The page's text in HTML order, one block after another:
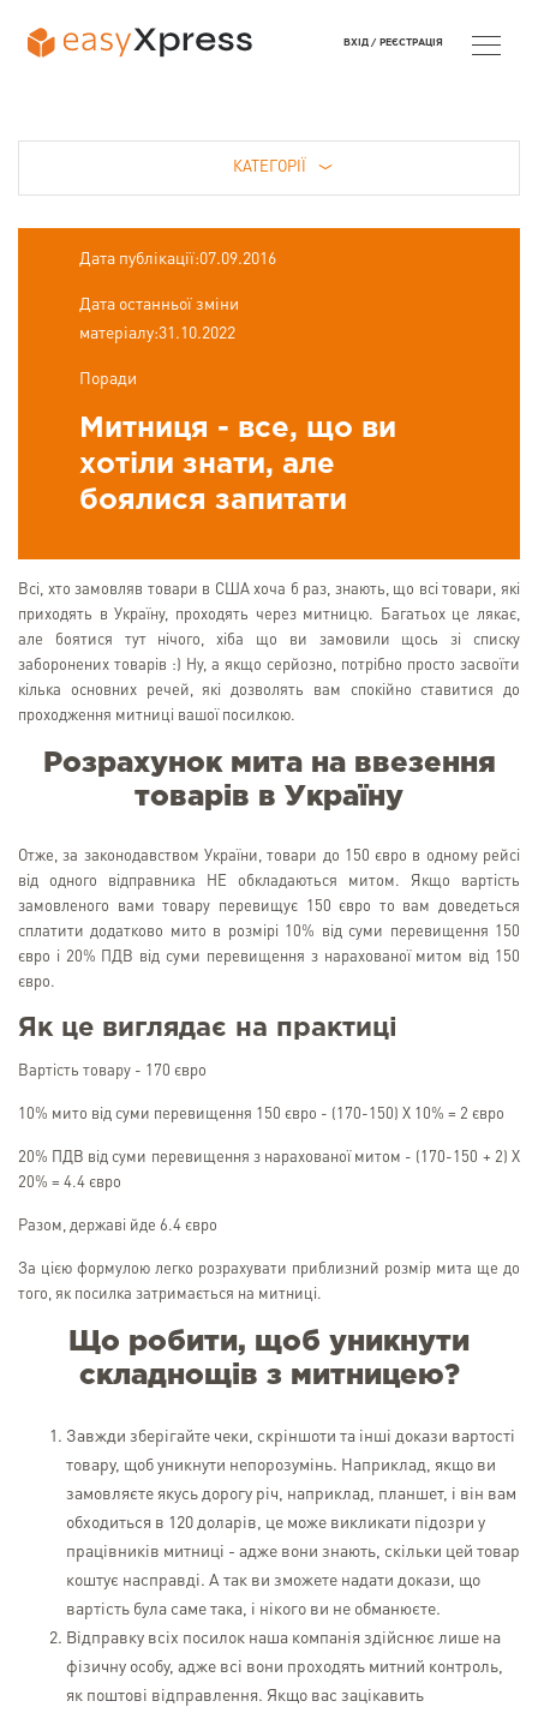
КАТЕГОРІЇ
Дата публікації:07.09.2016
Дата останньої зміни
матеріалу:31.10.2022
Поради
Митниця - все, що ви
хотіли знати, але
боялися запитати
Всі, хто замовляв товари в США хоча б раз, знають, що всі товари, які
приходять в Україну, проходять через митницю. Багатьох це лякає,
але боятися тут нічого, хіба що ви замовили щось зі списку
заборонених товарів :) Ну, а якщо серйозно, потрібно просто засвоїти
кілька основних речей, які дозволять вам спокійно ставитися до
проходження митниці вашої посилкою.
Розрахунок мита на ввезення
товарів в Україну
Отже, за законодавством України, товари до 150 євро в одному рейсі
від одного відправника НЕ обкладаються митом. Якщо вартість
замовленого вами товару перевищує 150 євро то вам доведеться
сплатити додатково мито в розмірі 10% від суми перевищення 150
євро і 20% ПДВ від суми перевищення з нарахованої митом від 150
євро.
Як це виглядає на практиці
Вартість товару - 170 євро
10% мито від суми перевищення 150 євро - (170-150) Х 10% = 2 євро
20% ПДВ від суми перевищення з нарахованої митом - (170-150 + 2) Х
20% = 4.4 євро
Разом, державі йде 6.4 євро
За цією формулою легко розрахувати приблизний розмір мита ще до
того, як посилка затримається на митниці.
Що робити, щоб уникнути
складнощів з митницею?
Завжди зберігайте чеки, скріншоти та інші докази вартості
товару, щоб уникнути непорозумінь. Наприклад, якщо ви
замовляєте якусь дорогу річ, наприклад, планшет, і він вам
обходиться в 120 доларів, це може викликати підозри у
працівників митниці - адже вони знають, скільки цей товар
коштує насправді. А так ви зможете надати докази, що
вартість була саме така, і нікого ви не обманюєте.
Відправку всіх посилок наша компанія здійснює лише на
фізичну особу, адже всі вони проходять митний контроль,
як поштові відправлення. Якщо вас зацікавить
ВХІД / РЕЄСТРАЦІЯ